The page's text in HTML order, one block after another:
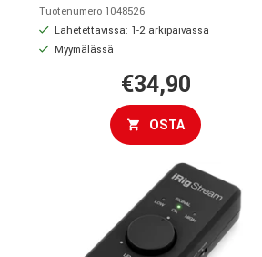
Tuotenumero 1048526
Lähetettävissä: 1-2 arkipäivässä
Myymälässä
€34,90
OSTA